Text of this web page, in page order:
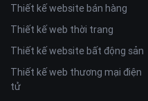
Thiết kế website bán hàng
Thiết kế web thời trang
Thiết kế website bất động sản
Thiết kế web thương mại điện
tử